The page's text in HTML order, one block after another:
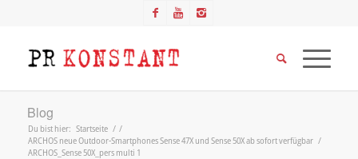
Blog
Du bist hier: Startseite / /
ARCHOS neue Outdoor-Smartphones Sense 47X und Sense 50X ab sofort verfügbar /
ARCHOS_Sense 50X_pers multi 1